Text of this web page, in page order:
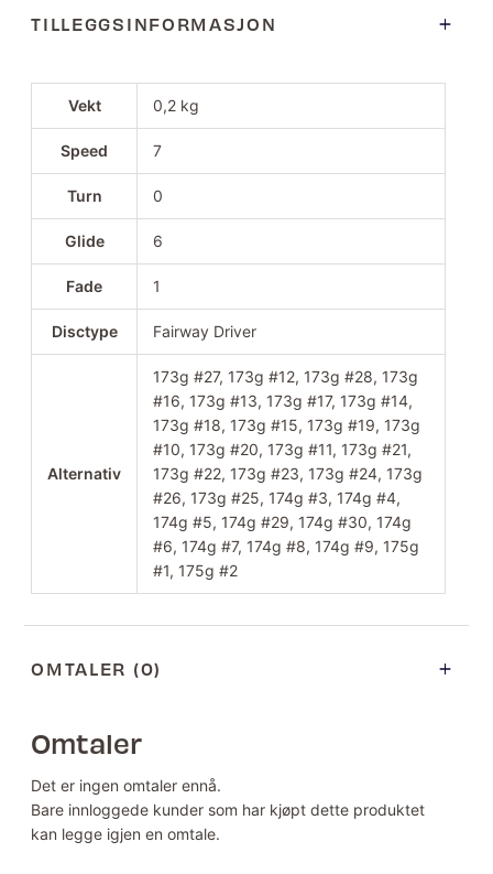
TILLEGGSINFORMASJON
Vekt 0,2 kg
Speed 7
Turn 0
Glide 6
Fade 1
Disctype Fairway Driver
Alternativ
173g #27, 173g #12, 173g #28, 173g
#16, 173g #13, 173g #17, 173g #14,
173g #18, 173g #15, 173g #19, 173g
#10, 173g #20, 173g #11, 173g #21,
173g #22, 173g #23, 173g #24, 173g
#26, 173g #25, 174g #3, 174g #4,
174g #5, 174g #29, 174g #30, 174g
#6, 174g #7, 174g #8, 174g #9, 175g
#1, 175g #2
OMTALER (0)
Omtaler
Det er ingen omtaler ennå.
Bare innloggede kunder som har kjøpt dette produktet
kan legge igjen en omtale.